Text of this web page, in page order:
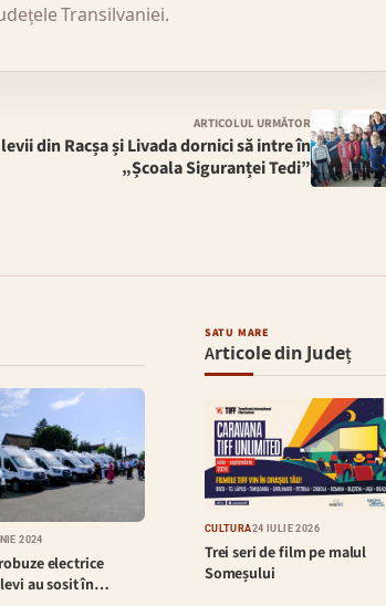
Transilvaniei.
ARTICOLUL URMĂTOR
din Racșa și Livada dornici să intre în
„Școala Siguranței Tedi”
2024
electrice
au sosit în…
SATU MARE
Articole din Județ
CULTURĂ24 IULIE 2026
Trei seri de film pe malul
Someșului